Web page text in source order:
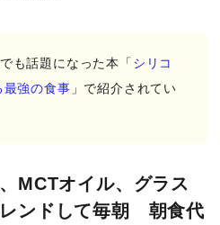
も話題になった本「 シリコ
最強の食事 」で紹介されてい
MCTオイル、グラス
ンド して毎朝 朝食代